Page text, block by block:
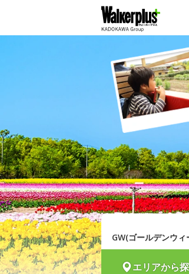
GW(ゴールデンウ
エリアから